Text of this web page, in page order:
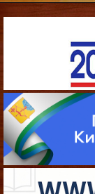
Узнать